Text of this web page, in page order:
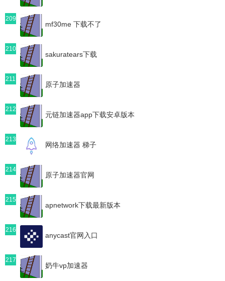
209
mf30me 下载不了
210
sakuratears下载
211
原子加速器
212
元链加速器app下载安卓版本
213
网络加速器 梯子
214
原子加速器官网
215
apnetwork下载最新版本
216
anycast官网入口
217
奶牛vp加速器